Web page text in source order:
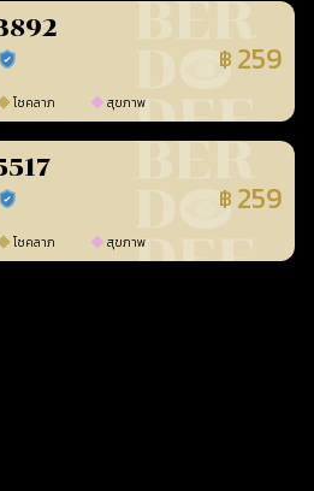
ร้านยืนยันแล้ว ฿ 259
โชคลาภ สุขภาพ
ร้านยืนยันแล้ว ฿ 259
โชคลาภ สุขภาพ